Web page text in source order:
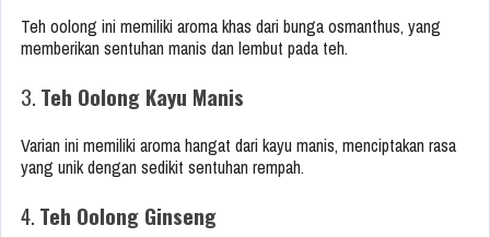
Teh oolong ini memiliki aroma khas dari bunga osmanthus, yang
memberikan sentuhan manis dan lembut pada teh.
3. Teh Oolong Kayu Manis
Varian ini memiliki aroma hangat dari kayu manis, menciptakan rasa
yang unik dengan sedikit sentuhan rempah.
4. Teh Oolong Ginseng